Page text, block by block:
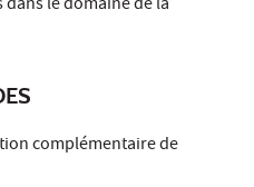
le domaine de la
complémentaire de